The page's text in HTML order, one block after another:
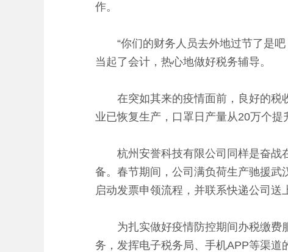
作。
“你们的财务人员去外地过节了是吧
当起了会计，热心地做好税务辅导。
在突如其来的疫情面前，良好的税收
业已恢复生产，口罩日产量从20万个提
杭州安誉科技有限公司同样是奋战在
备。春节期间，公司满负荷生产驰援
启动发票申领流程，并联系快递公司送
为扎实做好疫情防控期间办税缴费服
务，发挥电子税务局、手机APP等渠道